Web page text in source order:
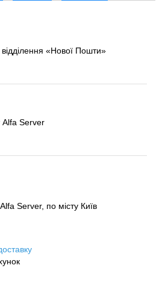
відділення «Нової Пошти»
Alfa Server
Server, по місту Київ